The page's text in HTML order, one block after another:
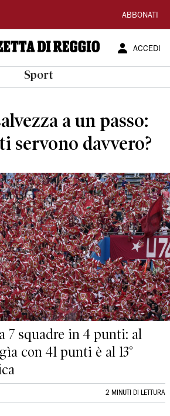
ABBONATI
ACCEDI
Sport
a un passo:
servono davvero?
7 squadre in 4 punti: al
con 41 punti è al 13°
2 MINUTI DI LETTURA